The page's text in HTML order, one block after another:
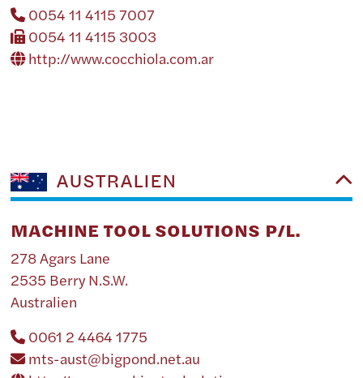
0054 11 4115 7007
0054 11 4115 3003
http://www.cocchiola.com.ar
AUSTRALIEN
MACHINE TOOL SOLUTIONS P/L.
278 Agars Lane
2535 Berry N.S.W.
Australien
0061 2 4464 1775
mts-aust@bigpond.net.au